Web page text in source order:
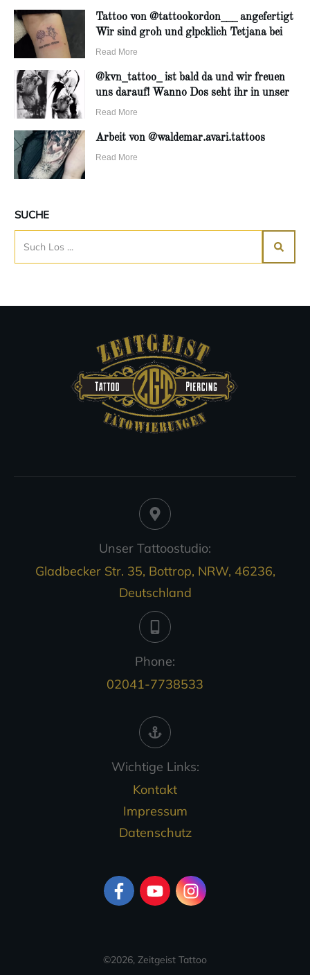
Tattoo von @tattookordon___ angefertigt
Wir sind groh und glpcklich Tetjana bei
Read More
@kvn_tattoo_ ist bald da und wir freuen
uns darauf! Wanno Dos seht ihr in unser
Read More
Arbeit von @waldemar.avari.tattoos
Read More
SUCHE
Unser Tattoostudio:
Gladbecker Str. 35, Bottrop, NRW, 46236,
Deutschland
Phone:
02041-7738533
Wichtige Links:
Kontakt
Impressum
Datenschutz
©2026, Zeitgeist Tattoo